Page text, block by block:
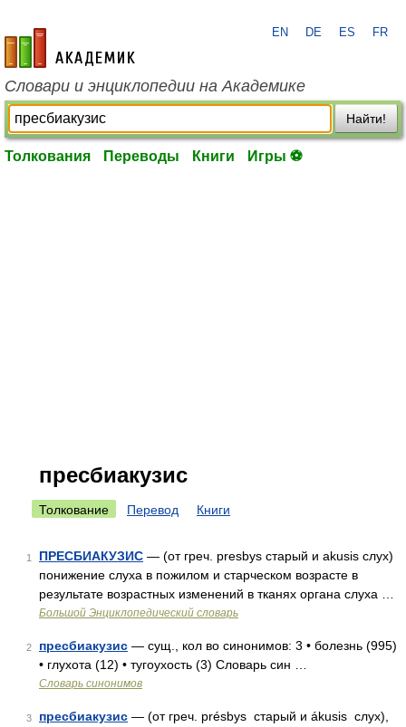
academic.ru
EN DE ES FR
Словари и энциклопедии на Академике
Найти!
Толкования Переводы Книги Игры ⚽
пресбиакузис
Толкование Перевод Книги
1 ПРЕСБИАКУЗИС — (от греч. presbys старый и akusis слух)
понижение слуха в пожилом и старческом возрасте в
результате возрастных изменений в тканях органа слуха …
Большой Энциклопедический словарь
2 пресбиакузис — сущ., кол во синонимов: 3 • болезнь (995)
• глухота (12) • тугоухость (3) Словарь син …
Словарь синонимов
3 пресбиакузис — (от греч. présbys старый и ákusis слух),